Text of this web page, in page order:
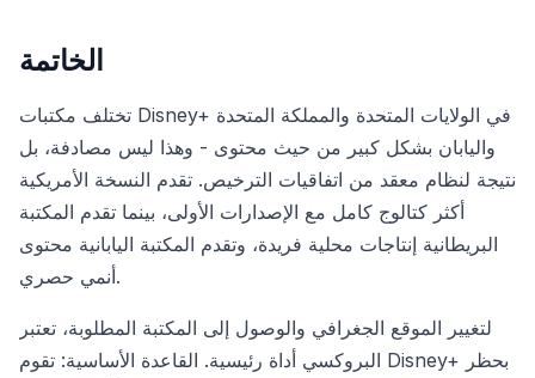
الخاتمة
تختلف مكتبات Disney+ في الولايات المتحدة والمملكة المتحدة
واليابان بشكل كبير من حيث محتوى - وهذا ليس مصادفة، بل
نتيجة لنظام معقد من اتفاقيات الترخيص. تقدم النسخة الأمريكية
أكثر كتالوج كامل مع الإصدارات الأولى، بينما تقدم المكتبة
البريطانية إنتاجات محلية فريدة، وتقدم المكتبة اليابانية محتوى
أنمي حصري.
لتغيير الموقع الجغرافي والوصول إلى المكتبة المطلوبة، تعتبر
البروكسي أداة رئيسية. القاعدة الأساسية: تقوم Disney+ بحظر